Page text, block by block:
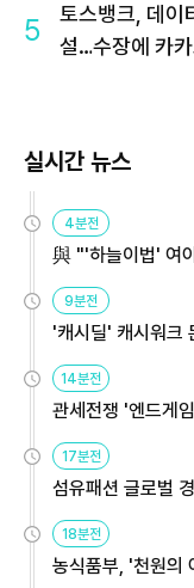
5
토스뱅크, 데이
설…수장에 카
실시간 뉴스
4분전
與 "'하늘이법' 여
9분전
'캐시딜' 캐시워크
14분전
관세전쟁 '엔드게
용해야
17분전
섬유패션 글로벌
원
18분전
농식품부, '천원의